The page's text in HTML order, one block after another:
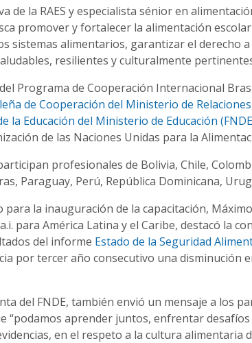
de la RAES y especialista sénior en
promover y fortalecer la alimentación
sistemas alimentarios, garantizar el derecho a
resilientes y culturalmente
Programa de Cooperación Internacional
de Cooperación del Ministerio de
la Educación del Ministerio de Educación
de las Naciones Unidas para la
profesionales de Bolivia, Chile,
Paraguay, Perú, República Dominicana,
para la inauguración de la capacitación,
para América Latina y el Caribe, destacó la
del informe Estado de la Seguridad
por tercer año consecutivo una disminución
del FNDE, también envió un mensaje a los
“podamos aprender juntos, enfrentar
en el respeto a la cultura alimentaria